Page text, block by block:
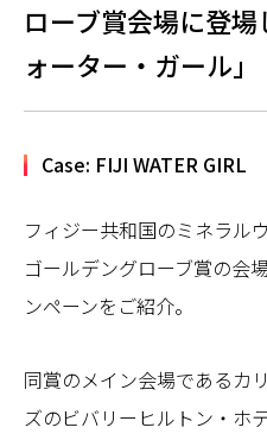
ローブ賞会場に登
ォーター・ガール」
Case: FIJI WATER GIRL
フィジー共和国のミネラル
ゴールデングローブ賞の会
ンペーンをご紹介。
同賞のメイン会場であるカ
ズのビバリーヒルトン・ホ